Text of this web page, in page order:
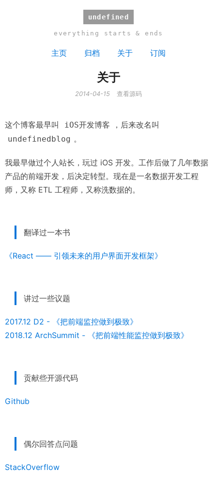
undefined
everything starts & ends
主页 归档 关于 订阅
关于
2014-04-15 查看源码
这个博客最早叫 iOS开发博客 ，后来改名叫
undefinedblog 。
我最早做过个人站长，玩过 iOS 开发。工作后做了几年数据
产品的前端开发，后决定转型。现在是一名数据开发工程
师，又称 ETL 工程师，又称洗数据的。
翻译过一本书
《React —— 引领未来的用户界面开发框架》
讲过一些议题
2017.12 D2 - 《把前端监控做到极致》
2018.12 ArchSummit - 《把前端性能监控做到极致》
贡献些开源代码
Github
偶尔回答点问题
StackOverflow